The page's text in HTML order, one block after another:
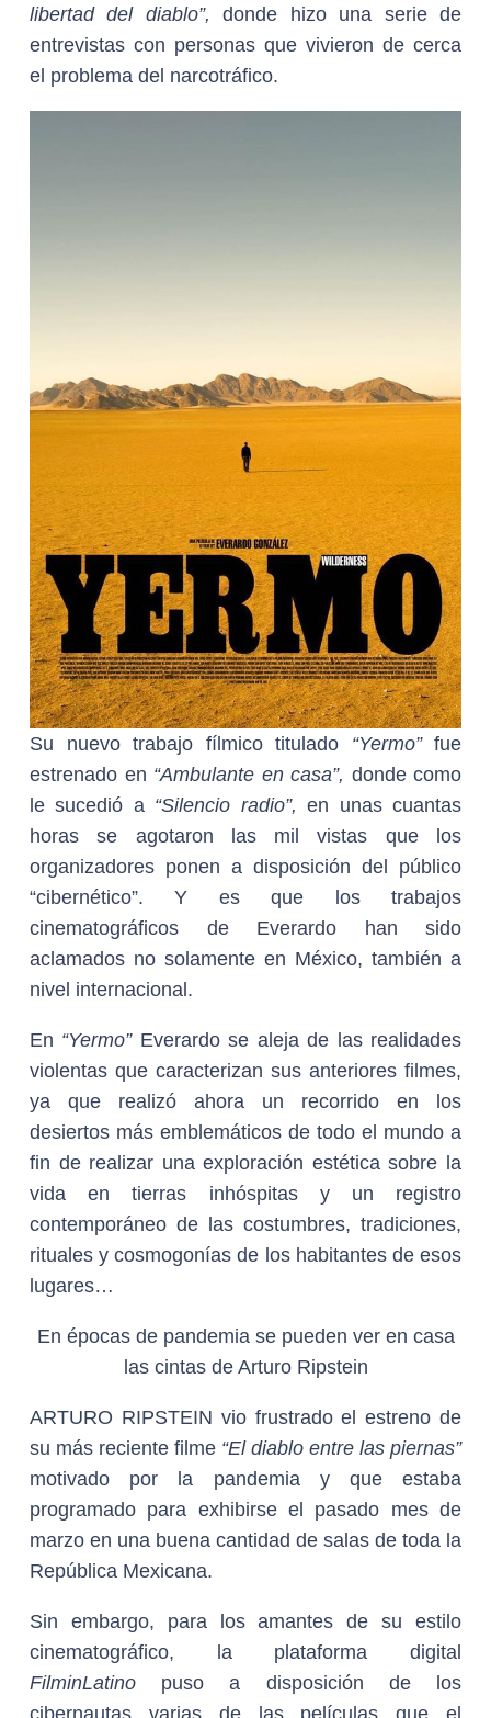
libertad del diablo”, donde hizo una serie de
entrevistas con personas que vivieron de cerca
el problema del narcotráfico.
Su nuevo trabajo fílmico titulado “Yermo”fue
estrenado en “Ambulante en casa”, donde como
le sucedió a “Silencio radio”, en unas cuantas
horas se agotaron las mil vistas que los
organizadores ponen a disposición del público
“cibernético”. Y es que los trabajos
cinematográficos de Everardo han sido
aclamados no solamente en México, también a
nivel internacional.
En “Yermo” Everardo se aleja de las realidades
violentas que caracterizan sus anteriores filmes,
ya que realizó ahora un recorrido en los
desiertos más emblemáticos de todo el mundo a
fin de realizar una exploración estética sobre la
vida en tierras inhóspitas y un registro
contemporáneo de las costumbres, tradiciones,
rituales y cosmogonías de los habitantes de esos
lugares…
En épocas de pandemia se pueden ver en casa
las cintas de Arturo Ripstein
ARTURO RIPSTEIN vio frustrado el estreno de
su más reciente filme “El diablo entre las piernas”
motivado por la pandemia y que estaba
programado para exhibirse el pasado mes de
marzo en una buena cantidad de salas de toda la
República Mexicana.
Sin embargo, para los amantes de su estilo
cinematográfico, la plataforma digital
FilminLatino puso a disposición de los
cibernautas varias de las películas que el